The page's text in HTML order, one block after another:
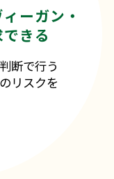
ーガン・
きる
断で行う
リスクを